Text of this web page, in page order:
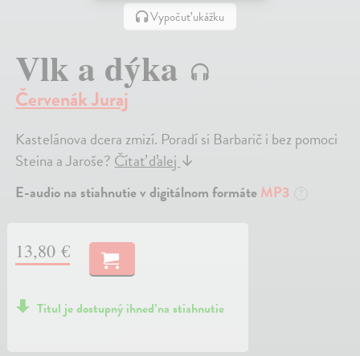
Vypočuť ukážku
Vlk a dýka
Červenák Juraj
Kastelánova dcera zmizí. Poradí si Barbarič i bez pomoci
Steina a Jaroše?Čítať ďalej↓
E-audio na stiahnutie v digitálnom formáteMP3 ?
13,80 €
Titul je dostupný ihneď na stiahnutie